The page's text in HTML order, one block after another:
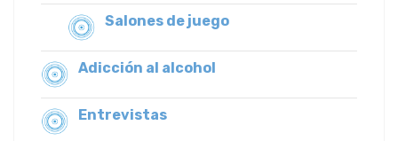
Salones de juego
Adicción al alcohol
Entrevistas